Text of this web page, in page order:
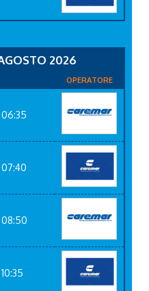
2026
OPERATORE
06:35
07:40
08:50